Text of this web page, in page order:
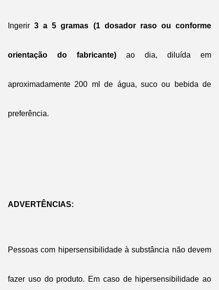
Ingerir3 a 5 gramas (1 dosador raso ou conforme
orientação do fabricante) ao dia, diluída em
aproximadamente 200 ml de água, suco ou bebida de
preferência.
ADVERTÊNCIAS:
Pessoas com hipersensibilidade à substância não devem
fazer uso do produto. Em caso de hipersensibilidade ao